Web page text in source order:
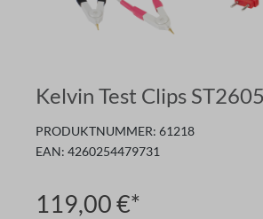
Kelvin Test Clips
PRODUKTNUMMER: 61218
EAN: 4260254479731
119,00 €*